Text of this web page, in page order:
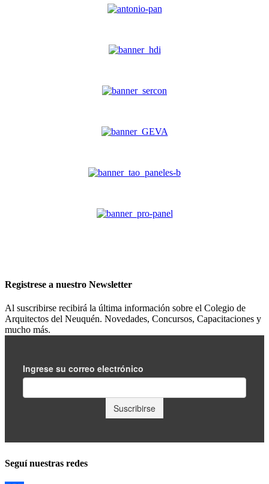
Registrese a nuestro Newsletter
Al suscribirse recibirá la última información sobre el Colegio de
Arquitectos del Neuquén. Novedades, Concursos, Capacitaciones y
mucho más.
Seguí nuestras redes